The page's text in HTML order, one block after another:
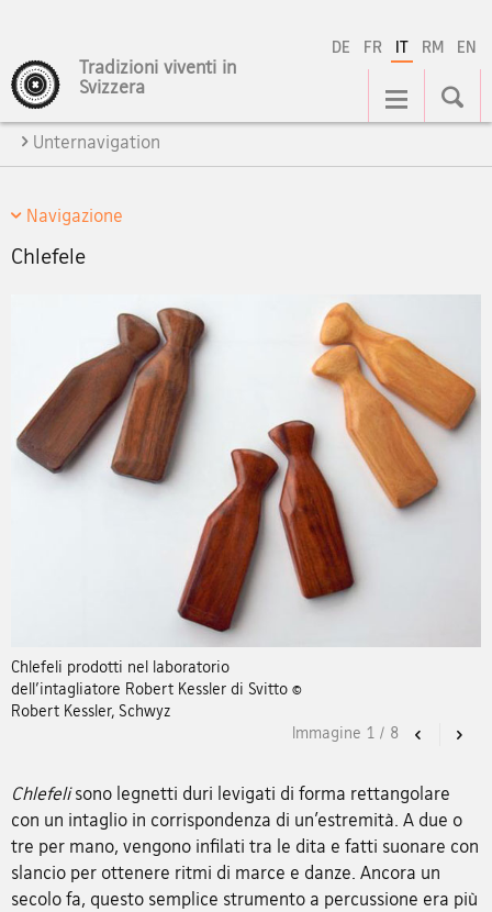
DE FR IT RM EN
Tradizioni viventi in
Svizzera
Navigation
Unternavigation
Navigazione
Chlefele
Chlefeli prodotti nel laboratorio
dell’intagliatore Robert Kessler di Svitto ©
Robert Kessler, Schwyz
Previous
Immagine 1 / 8
Chlefelisono legnetti duri levigati di forma rettangolare
con un intaglio in corrispondenza di un’estremità. A due o
tre per mano, vengono infilati tra le dita e fatti suonare con
slancio per ottenere ritmi di marce e danze. Ancora un
secolo fa, questo semplice strumento a percussione era più